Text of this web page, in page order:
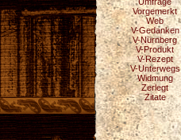
Vorgemerkt
Web
V-Gedanken
V-Nürnberg
V-Produkt
V-Rezept
V-Unterwegs
Widmung
Zerlegt
Zitate